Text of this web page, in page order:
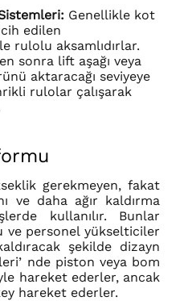
Genellikle kot
edilen
rulolu aksamlıdırlar.
sonra lift aşağı veya
aktaracağı seviyeye
rulolar çalışarak
gerekmeyen, fakat
ve daha ağır kaldırma
kullanılır. Bunlar
personel yükselticiler
şekilde dizayn
nde piston veya bom
hareket ederler, ancak
hareket ederler.